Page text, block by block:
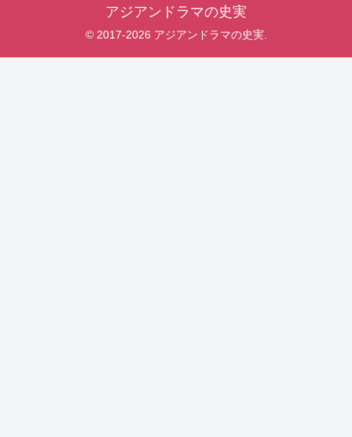
アジアンドラマの史実
© 2017-2026 アジアンドラマの史実.